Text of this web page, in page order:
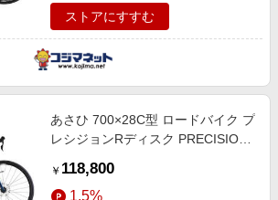
ストアにすすむ
あさひ 700×28C型 ロードバイク プ
レシジョンRディスク PRECISION
【組立商品につき返品不可】
161959001
￥ 118,800
1.5%